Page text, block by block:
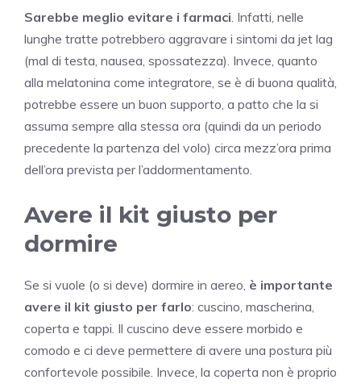
Sarebbe meglio evitare i farmaci . Infatti, nelle
lunghe tratte potrebbero aggravare i sintomi da jet lag
(mal di testa, nausea, spossatezza). Invece, quanto
alla melatonina come integratore, se è di buona qualità,
potrebbe essere un buon supporto, a patto che la si
assuma sempre alla stessa ora (quindi da un periodo
precedente la partenza del volo) circa mezz’ora prima
dell’ora prevista per l’addormentamento.
Avere il kit giusto per
dormire
Se si vuole (o si deve) dormire in aereo, è importante
avere il kit giusto per farlo: cuscino, mascherina,
coperta e tappi. Il cuscino deve essere morbido e
comodo e ci deve permettere di avere una postura più
confortevole possibile. Invece, la coperta non è proprio